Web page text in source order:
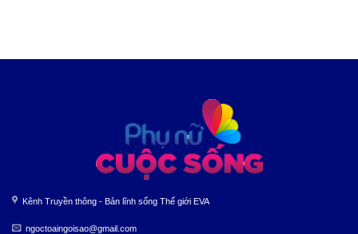
Kênh Truyền thông - Bản lĩnh sống Thế giới EVA
ngoctoaingoisao@gmail.com